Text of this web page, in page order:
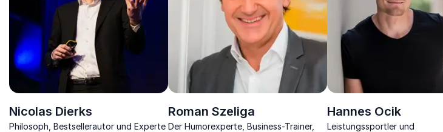
Nicolas Dierks
Philosoph, Bestsellerautor und Experte
Roman Szeliga
Der Humorexperte, Business-Trainer,
Hannes Ocik
Leistungssportler und